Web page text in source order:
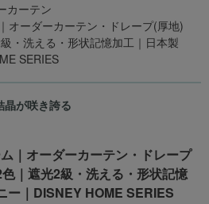
の地震の影響により、現在、一
お届けに遅れが生じておりま
物
通規制などにより、対象地域や
なる場合がございます。
けいたしますが、何卒ご理解賜
ます。
)～2026年8月16日(日)
自動返信メールは届きますが、
の送信、当店へのお問い合わせ
。 休業明けから順次送信させて
お願いいたします。
ますため、休業期間中のご注文
日(火)以降となります。
くはこちらから
カーテン
オーダーカーテン・ドレープ(厚地)
・洗える・形状記憶加工｜日本製
SERIES
晶が咲き誇る
｜オーダーカーテン・ドレープ
｜遮光2級・洗える・形状記憶
ー｜DISNEY HOME SERIES